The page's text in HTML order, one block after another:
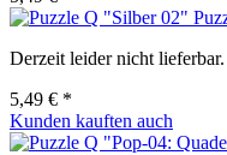
Derzeit leider nicht lieferbar.
5,49 € *
Kunden kauften auch